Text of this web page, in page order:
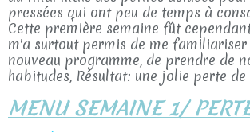
pressées qui ont peu de temps à
Cette première semaine fût
m'a surtout permis de me familiariser
nouveau programme, de prendre de
habitudes, Résultat: une jolie perte de
MENU SEMAINE 1/